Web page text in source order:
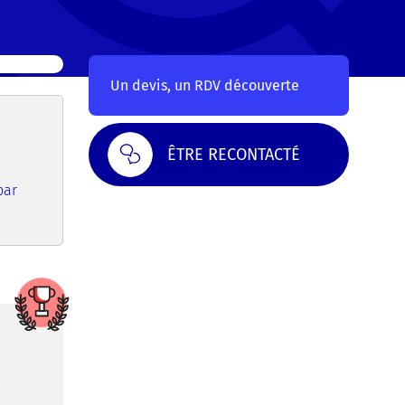
Un devis, un RDV découverte
ÊTRE RECONTACTÉ